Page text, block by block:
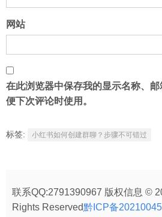
标签: 小红书如何创建群聊？步骤不可错过
网站
在此浏览器中保存我的显示名称、
便下次评论时使用。
联系QQ:2791390967 版权信息 ©
Rights Reserved黔ICP备